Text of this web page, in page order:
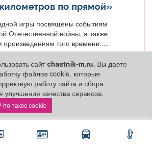
по прямой»
игры посвящены событиям
Отечественной войны, а также
произведениям того времени....
игра «Пушкин вне
русской поэзии Александра
сайтchastnik-m.ru, Вы даете
файлов cookie, которые
работу сайта и сбора
качества сервисов.
Что такое cookie